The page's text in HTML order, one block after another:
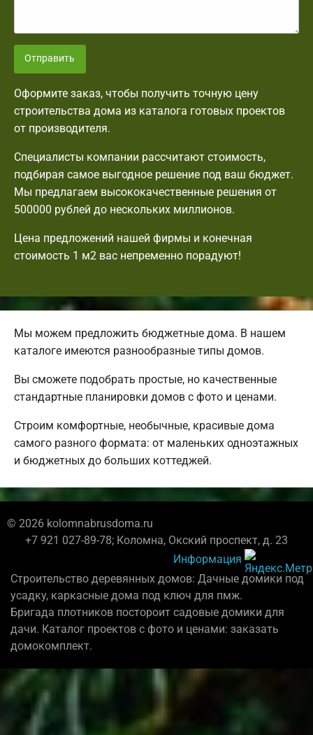
Отправить
Оформите заказ, чтобы получить точную цену
строительства дома из каталога готовых проектов
от производителя.
Специалисты компании рассчитают стоимость,
подбирая самое выгодное решение под ваш бюджет.
Мы предлагаем высококачественные решения от
500000 рублей до нескольких миллионов.
Цена предложений нашей фирмы и конечная
стоимость 1 м2 вас непременно порадуют!
Мы можем предложить бюджетные дома. В нашем
каталоге имеются разнообразные типы домов.
Вы сможете подобрать простые, но качественные
стандартные планировки домов с фото и ценами.
Строим комфортные, необычные, красивые дома
самого разного формата: от маленьких одноэтажных
и бюджетных до больших коттеджей.
© 2026 kolomnabrusdoma.ru
+7 921 027-89-78; Коломна, Окский проспект, д. 23
Информация
Строительство деревянных домов: Дачные домики под
усадку, каркасные дома под ключ для пмж.
Бригада плотников постороит садовые домики для
дачи. Каталог проектов с фото и ценами: заказать
домокомплект.